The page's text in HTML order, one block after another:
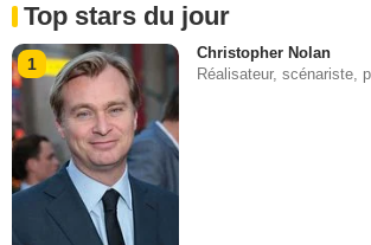
Top stars du jour
1
Christopher Nolan
Réalisateur, scénariste,